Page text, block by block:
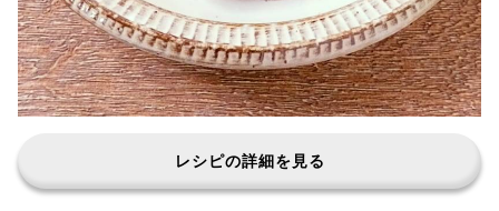
レシピの詳細を見る